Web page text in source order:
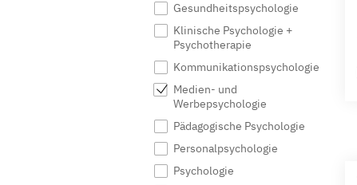
Gesundheitspsychologie
Klinische Psychologie +
Psychotherapie
Kommunikationspsychologie
Medien- und
Werbepsychologie
Pädagogische Psychologie
Personalpsychologie
Psychologie